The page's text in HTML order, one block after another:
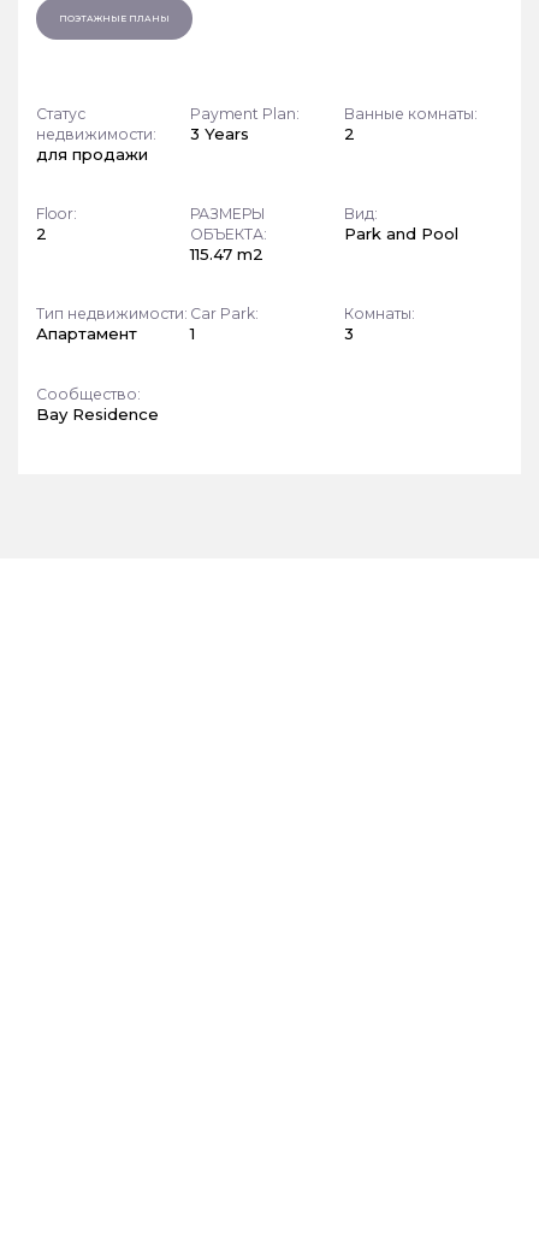
ПОЭТАЖНЫЕ ПЛАНЫ
Статус
недвижимости:
для продажи
Payment Plan:
3 Years
Ванные комнаты:
2
Floor:
2
РАЗМЕРЫ
ОБЪЕКТА:
115.47 m2
Вид:
Park and Pool
Тип недвижимости:
Апартамент
Car Park:
1
Комнаты:
3
Сообщество:
Bay Residence